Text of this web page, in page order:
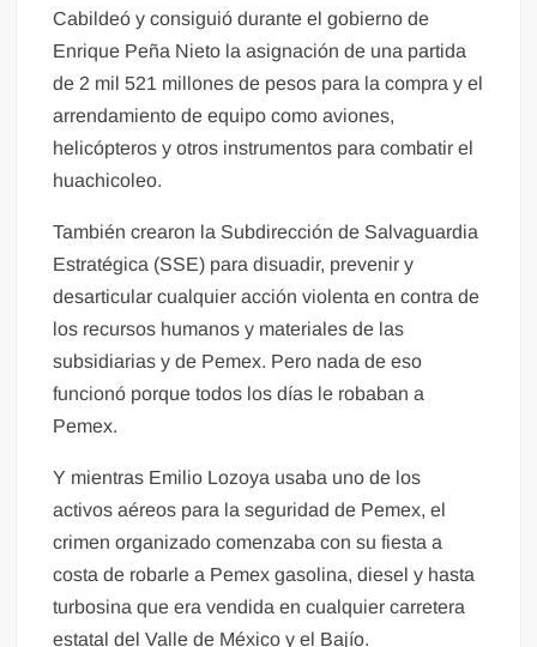
Cabildeó y consiguió durante el gobierno de
Enrique Peña Nieto la asignación de una partida
de 2 mil 521 millones de pesos para la compra y el
arrendamiento de equipo como aviones,
helicópteros y otros instrumentos para combatir el
huachicoleo.
También crearon la Subdirección de Salvaguardia
Estratégica (SSE) para disuadir, prevenir y
desarticular cualquier acción violenta en contra de
los recursos humanos y materiales de las
subsidiarias y de Pemex. Pero nada de eso
funcionó porque todos los días le robaban a
Pemex.
Y mientras Emilio Lozoya usaba uno de los
activos aéreos para la seguridad de Pemex, el
crimen organizado comenzaba con su fiesta a
costa de robarle a Pemex gasolina, diesel y hasta
turbosina que era vendida en cualquier carretera
estatal del Valle de México y el Bajío.